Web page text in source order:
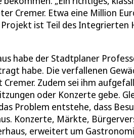
Cremer. Etwa eine Million
Projekt ist Teil des
habe der Stadtplaner
habe. Die verfallenen
Zudem sei ihm
oder Konzerte gebe.
Problem entstehe, dass
Konzerte, Märkte,
erweitert um